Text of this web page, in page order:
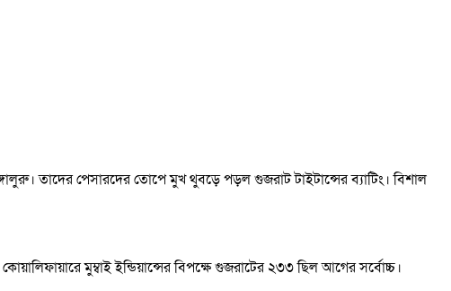
তাদের পেসারদের তোপে মুখ থুবড়ে পড়ল গুজরাট টাইটান্সের ব্যাটিং। বিশাল
মুম্বাই ইন্ডিয়ান্সের বিপক্ষে গুজরাটের ২৩৩ ছিল আগের সর্বোচ্চ।